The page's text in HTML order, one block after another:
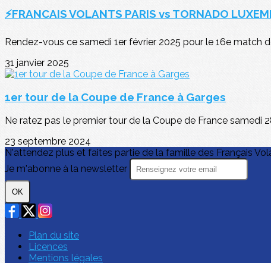
⚡FRANCAIS VOLANTS PARIS vs TORNADO
Rendez-vous ce samedi 1er février 2025 pour le 16e match
31 janvier 2025
1er tour de la Coupe de France à Garges
Ne ratez pas le premier tour de la Coupe de France samedi
23 septembre 2024
N'attendez plus et faites partie de la famille des Français
Je m'abonne à la newsletter
OK
Plan du site
Licences
Mentions légales